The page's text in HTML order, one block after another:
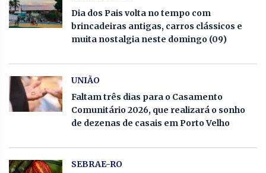
Dia dos Pais volta no tempo com
brincadeiras antigas, carros clássicos e
muita nostalgia neste domingo (09)
UNIÃO
Faltam três dias para o Casamento
Comunitário 2026, que realizará o sonho
de dezenas de casais em Porto Velho
SEBRAE-RO